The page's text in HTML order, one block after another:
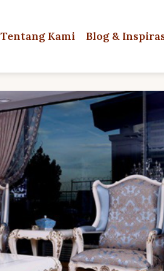
Tentang Kami Blog &